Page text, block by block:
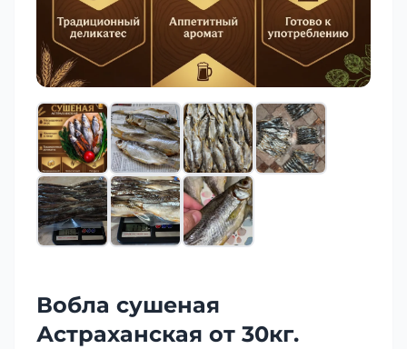
Вобла сушеная
Астраханская от 30кг.